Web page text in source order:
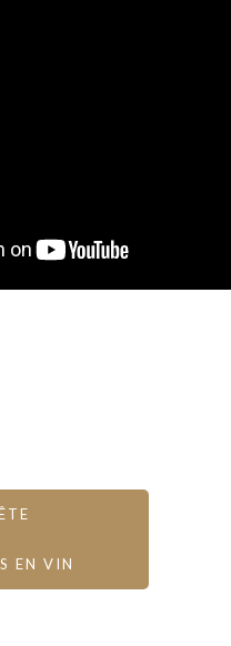
EN VIN